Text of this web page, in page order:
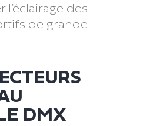
des
de grande
DMX